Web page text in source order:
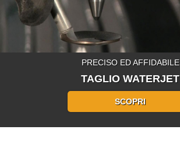
PRECISO ED AFFIDABILE
TAGLIO WATERJET
SCOPRI